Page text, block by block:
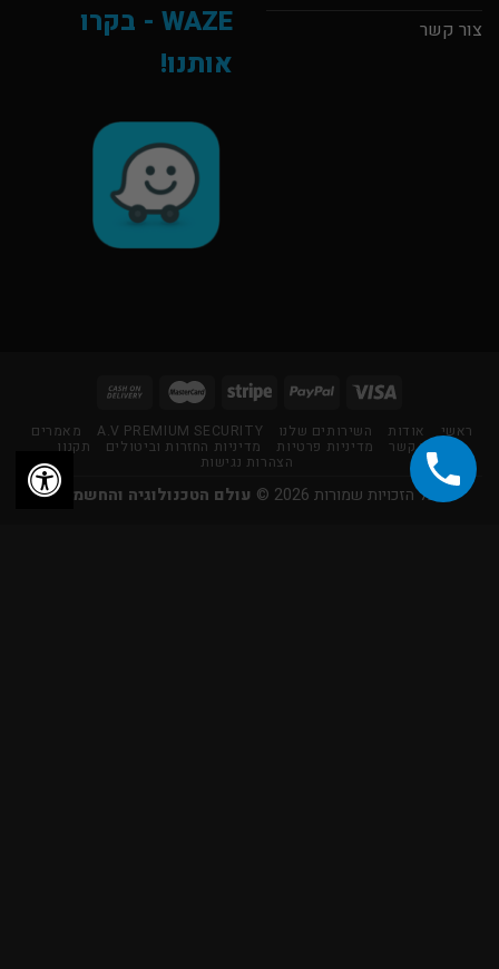
צור קשר
WAZE - בקרו
אותנו!
ראשי אודות השירותים שלנו A.V PREMIUM SECURITY מאמרים
צור קשר מדיניות פרטיות מדיניות החזרות וביטולים תקנון
הצהרות נגישות
כל הזכויות שמורות 2026 © עולם הטכנולוגיה והחשמל